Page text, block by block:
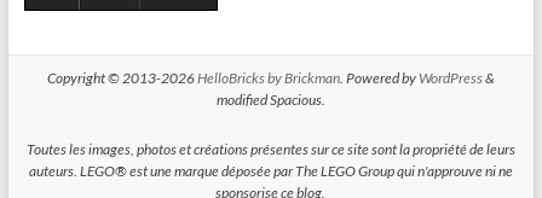
Copyright © 2013-2026HelloBricks by Brickman. Powered by WordPress&
modified Spacious.
Toutes les images, photos et créations présentes sur ce site sont la propriété de leurs
auteurs. LEGO® est une marque déposée par The LEGO Group qui n'approuve ni ne
sponsorise ce blog.